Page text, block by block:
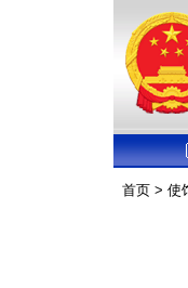
首页 > 使